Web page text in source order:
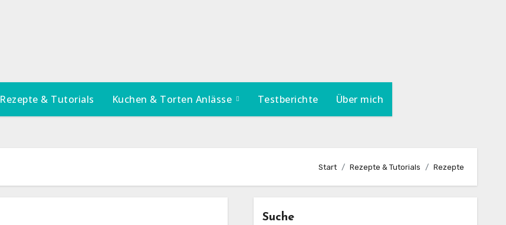
Rezepte & Tutorials Kuchen & Torten Anlässe Testberichte Über mich
Start Rezepte & Tutorials Rezepte
Suche